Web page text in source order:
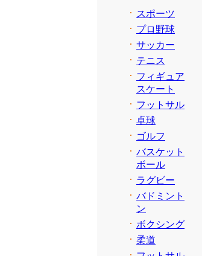
スポーツ
プロ野球
サッカー
テニス
フィギュア
スケート
フットサル
卓球
ゴルフ
バスケット
ボール
ラグビー
バドミント
ン
ボクシング
柔道